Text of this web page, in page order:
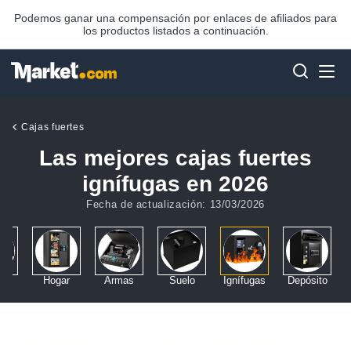
Podemos ganar una compensación por enlaces de afiliados para
los productos listados a continuación.
Cajas fuertes
Las mejores cajas fuertes
ignífugas en 2026
Fecha de actualización: 13/03/2026
Hogar Armas Suelo Ignífugas Depósito